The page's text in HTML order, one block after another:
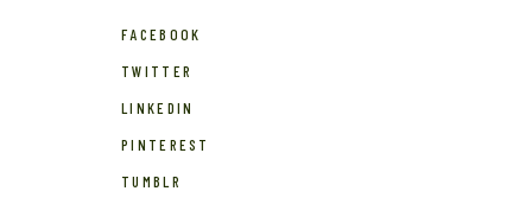
FACEBOOK
TWITTER
LINKEDIN
PINTEREST
TUMBLR